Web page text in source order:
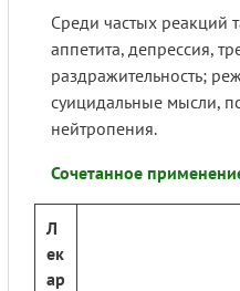
Среди частых реакций
аппетита, депрессия,
раздражительность;
суицидальные мысли,
нейтропения.
Сочетанное
Л
ек
ар